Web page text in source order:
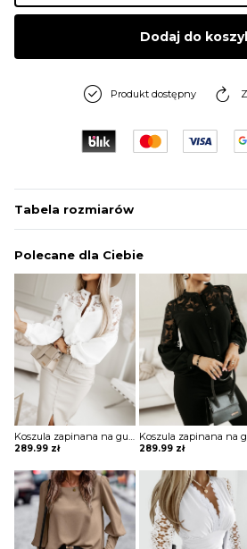
Dodaj do
Produkt dostępny
Tabela rozmiarów
Polecane dla Ciebie
289.99 zł 289.99 zł